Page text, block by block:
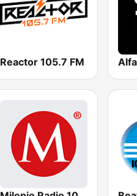
Reactor 105.7 FM